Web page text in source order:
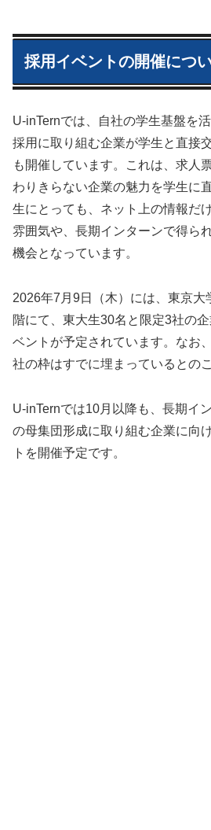
採用イベントの開催につ
U-inTernでは、自社の学生基盤を
採用に取り組む企業が学生と直接
も開催しています。これは、求人
わりきらない企業の魅力を学生に
生にとっても、ネット上の情報だ
雰囲気や、長期インターンで得ら
機会となっています。
2026年7月9日（木）には、東京大
階にて、東大生30名と限定3社の
ベントが予定されています。なお
社の枠はすでに埋まっているとの
U-inTernでは10月以降も、長期イ
の母集団形成に取り組む企業に向
トを開催予定です。